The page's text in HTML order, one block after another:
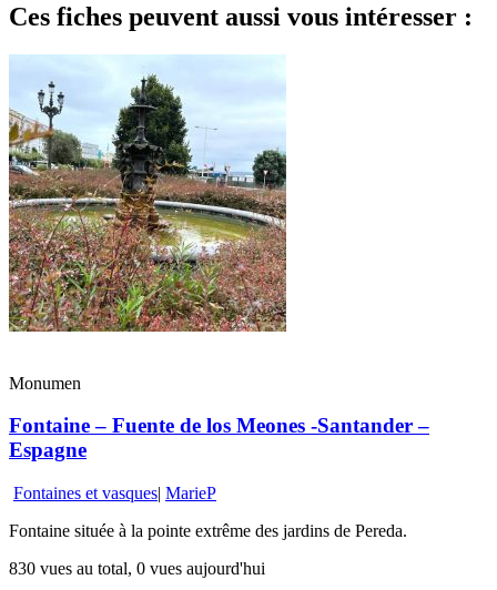
Ces fiches peuvent aussi vous intéresser :
Monumen
Fontaine – Fuente de los Meones -Santander –
Espagne
Fontaines et vasques| MarieP
Fontaine située à la pointe extrême des jardins de Pereda.
830 vues au total, 0 vues aujourd'hui